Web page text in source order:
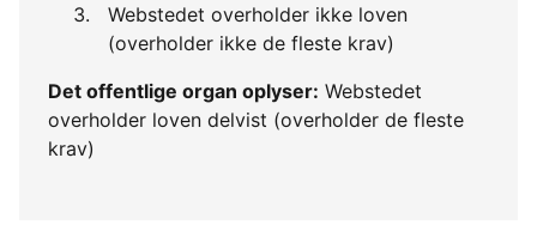
Webstedet overholder ikke loven
(overholder ikke de fleste krav)
Det offentlige organ oplyser: Webstedet
overholder loven delvist (overholder de fleste
krav)